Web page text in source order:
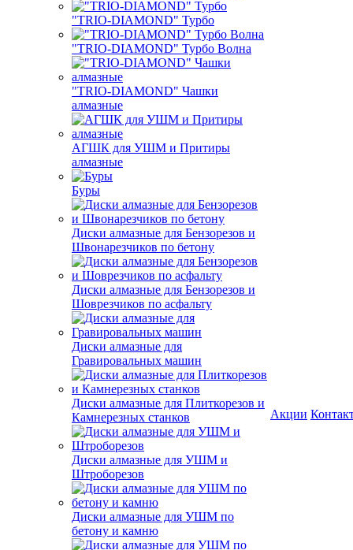
"TRIO-DIAMOND" Турбо
"TRIO-DIAMOND" Турбо Волна
"TRIO-DIAMOND" Чашки
алмазные
АГШК для УШМ и Притиры
алмазные
Буры
Диски алмазные для Бензорезов и
Швонарезчиков по бетону
Диски алмазные для Бензорезов и
Шоврезчиков по асфальту
Диски алмазные для
Гравировальных машин
Диски алмазные для Плиткорезов и
Камнерезных станков
Диски алмазные для УШМ и
Штроборезов
Диски алмазные для УШМ по
бетону и камню
Акции